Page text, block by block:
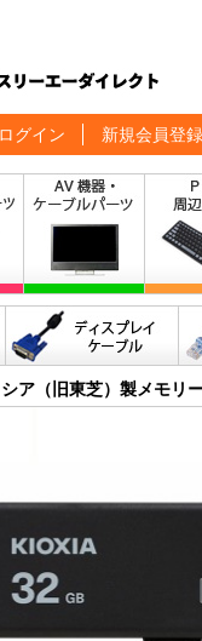
ログイン 新規会員登録
ア（旧東芝）製メモリ